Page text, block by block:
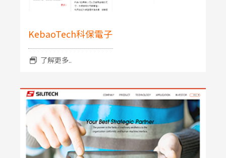
KebaoTech科保電子
了解更多..